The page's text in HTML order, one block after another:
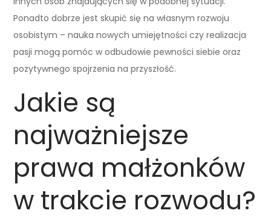
Ponadto dobrze jest skupić się na własnym rozwoju
osobistym – nauka nowych umiejętności czy realizacja
pasji mogą pomóc w odbudowie pewności siebie oraz
pozytywnego spojrzenia na przyszłość.
Jakie są
najważniejsze
prawa małżonków
w trakcie rozwodu?